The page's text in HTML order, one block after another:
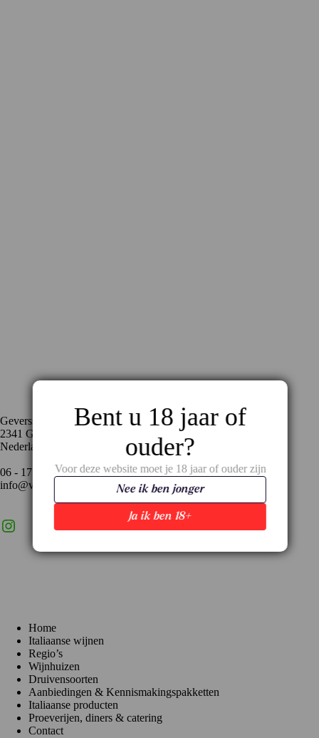
Geversstraat 35
2341 GA Oegstgeest
Nederland
06 - 17 59 02 94
info@vinopronto.nl
InstagramLinkedIn
Home
Italiaanse wijnen
Regio’s
Wijnhuizen
Druivensoorten
Aanbiedingen & Kennismakingspakketten
Italiaanse producten
Proeverijen, diners & catering
Contact
Bent u 18 jaar of
ouder?
Voor deze website moet je 18 jaar of ouder zijn
Ja ik ben 18+
Nee ik ben jonger